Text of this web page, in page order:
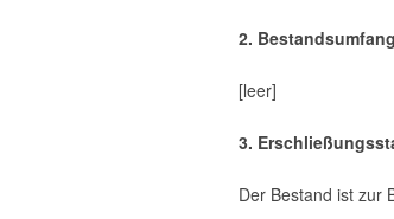
2.
[leer]
3.
Der Bestand ist zur